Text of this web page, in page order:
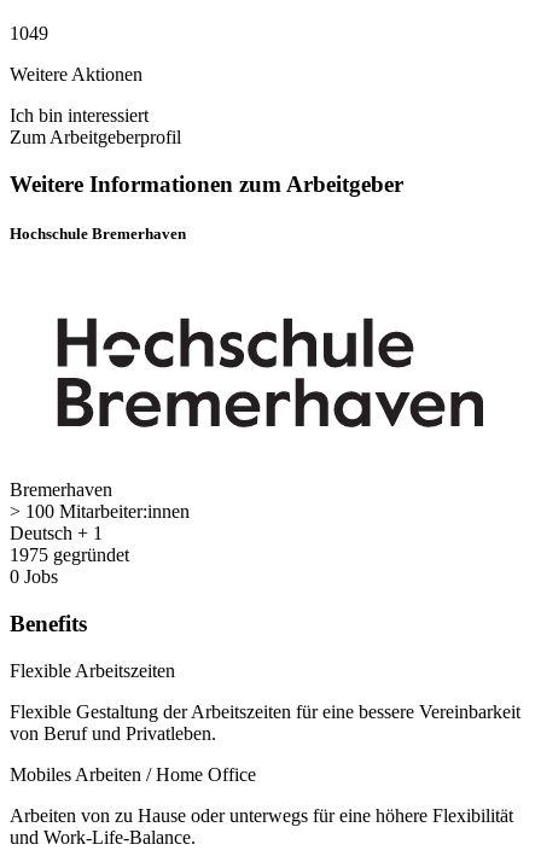
1049
Weitere Aktionen
Ich bin interessiert
Zum Arbeitgeberprofil
Weitere Informationen zum Arbeitgeber
Hochschule Bremerhaven
Bremerhaven
> 100 Mitarbeiter:innen
Deutsch + 1
1975 gegründet
0 Jobs
Benefits
Flexible Arbeitszeiten
Flexible Gestaltung der Arbeitszeiten für eine bessere Vereinbarkeit
von Beruf und Privatleben.
Mobiles Arbeiten / Home Office
Arbeiten von zu Hause oder unterwegs für eine höhere Flexibilität
und Work-Life-Balance.